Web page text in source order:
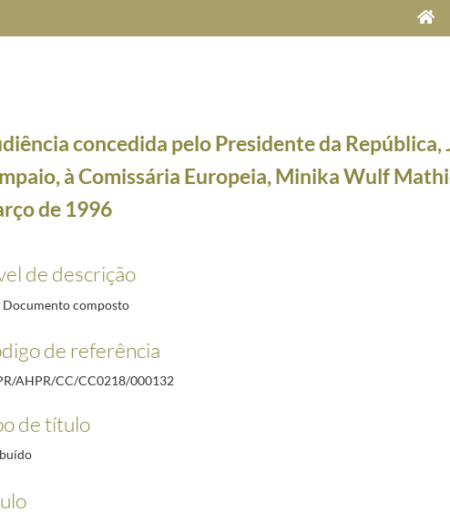
Silva e Maria Cavaco Silva, a 5 de dezembro de 2012
Vasco da Gama no âmbito das comemorações do Dia Mundial da Árvore, a 21 de março de 1996
Ministro, António Guterres, para a primeira reunião de trabalho, a 14 de março de 1996
no âmbito do lançamento do Semanário Já, a 14 de março de 1996
ao Presidente da Comissão dos Negócios Estrangeiros do Bundestag, Karl Heinz Hornhues, a 25 de
ao Prof. Jorge Miranda e à Prof.ª Isabel Colaço, a 25 de março de 1996
à Comissária Europeia, Minika Wulf Mathies, a 25 de março de 1996
à Confederação de Indústria Portuguesa, a 22 de março de 1996
à Confederação dos Agricultores de Portugal, a 22 de março de 1996
à Confederação do Comércio e Serviços de Portugal, a 22 de março de 1996
de Queluz no âmbito da cerimónia de entrega do Prémio Pessoa a Vasco da Graça Moura, a 26 de
de Leitores no âmbito do lançamento do livro História dos Municípios e Poder Local do Prof. César
concedida pelo Presidente da República,
à Comissária Europeia, Minika Wulf
de 1996
de descrição
Documento composto
de referência
AHPR/CC/CC0218/000132
de título